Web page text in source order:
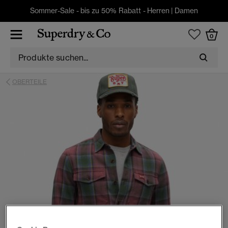
Sommer-Sale - bis zu 50% Rabatt - Herren | Damen
0
OBERTEILE